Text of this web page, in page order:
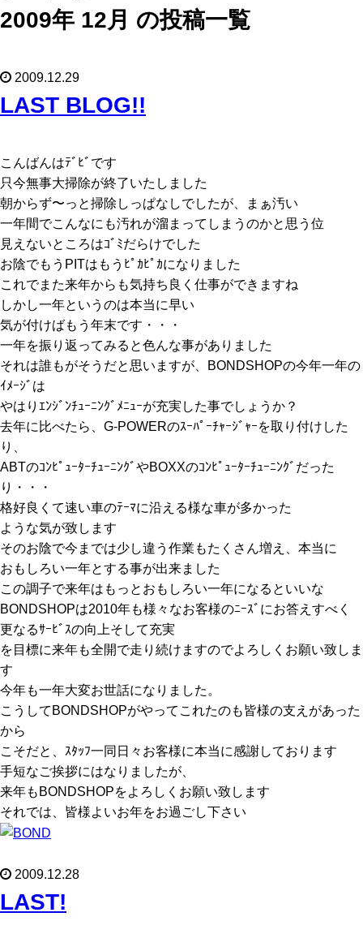
2009年 12月 の投稿一覧
2009.12.29
LAST BLOG!!
こんばんはﾃﾞﾋﾞです
只今無事大掃除が終了いたしました
朝からず〜っと掃除しっぱなしでしたが、まぁ汚い
一年間でこんなにも汚れが溜まってしまうのかと思う位
見えないところはｺﾞﾐだらけでした
お陰でもうPITはもうﾋﾟｶﾋﾟｶになりました
これでまた来年からも気持ち良く仕事ができますね
しかし一年というのは本当に早い
気が付けばもう年末です・・・
一年を振り返ってみると色んな事がありました
それは誰もがそうだと思いますが、BONDSHOPの今年一年の
ｲﾒｰｼﾞは
やはりｴﾝｼﾞﾝﾁｭｰﾆﾝｸﾞﾒﾆｭｰが充実した事でしょうか？
去年に比べたら、G-POWERのｽｰﾊﾟｰﾁｬｰｼﾞｬｰを取り付けした
り、
ABTのｺﾝﾋﾟｭｰﾀｰﾁｭｰﾆﾝｸﾞやBOXXのｺﾝﾋﾟｭｰﾀｰﾁｭｰﾆﾝｸﾞだった
り・・・
格好良くて速い車のﾃｰﾏに沿える様な車が多かった
ような気が致します
そのお陰で今までは少し違う作業もたくさん増え、本当に
おもしろい一年とする事が出来ました
この調子で来年はもっとおもしろい一年になるといいな
BONDSHOPは2010年も様々なお客様のﾆｰｽﾞにお答えすべく
更なるｻｰﾋﾞｽの向上そして充実
を目標に来年も全開で走り続けますのでよろしくお願い致しま
す
今年も一年大変お世話になりました。
こうしてBONDSHOPがやってこれたのも皆様の支えがあった
から
こそだと、ｽﾀｯﾌ一同日々お客様に本当に感謝しております
手短なご挨拶にはなりましたが、
来年もBONDSHOPをよろしくお願い致します
それでは、皆様よいお年をお過ごし下さい
2009.12.28
LAST!